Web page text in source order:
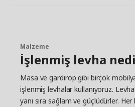
Malzeme
İşlenmiş levha
Masa ve gardırop gibi birçok
işlenmiş levhalar kullanıyoruz.
yanı sıra sağlam ve güçlüdürler.